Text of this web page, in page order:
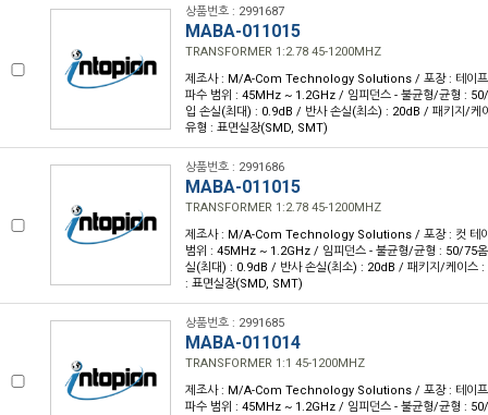
상품번호 : 2991687
MABA-011015
TRANSFORMER 1:2.78 45-1200MHZ
제조사 : M/A-Com Technology Solutions / 포장 : 테이
파수 범위 : 45MHz ~ 1.2GHz / 임피던스 - 불균형/균형 :
입 손실(최대) : 0.9dB / 반사 손실(최소) : 20dB / 패키지/케
유형 : 표면실장(SMD, SMT)
상품번호 : 2991686
MABA-011015
TRANSFORMER 1:2.78 45-1200MHZ
제조사 : M/A-Com Technology Solutions / 포장 : 컷 테
범위 : 45MHz ~ 1.2GHz / 임피던스 - 불균형/균형 : 50/75
실(최대) : 0.9dB / 반사 손실(최소) : 20dB / 패키지/케이스
: 표면실장(SMD, SMT)
상품번호 : 2991685
MABA-011014
TRANSFORMER 1:1 45-1200MHZ
제조사 : M/A-Com Technology Solutions / 포장 : 테이
파수 범위 : 45MHz ~ 1.2GHz / 임피던스 - 불균형/균형 :